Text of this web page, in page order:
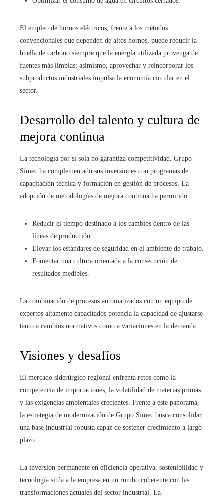
El empleo de hornos eléctricos, frente a los métodos
convencionales que dependen de altos hornos, puede reducir la
huella de carbono siempre que la energía utilizada provenga de
fuentes más limpias; asimismo, aprovechar y reincorporar los
subproductos industriales impulsa la economía circular en el
sector.
Desarrollo del talento y cultura de
mejora continua
La tecnología por sí sola no garantiza competitividad. Grupo
Simec ha complementado sus inversiones con programas de
capacitación técnica y formación en gestión de procesos. La
adopción de metodologías de mejora continua ha permitido:
Reducir el tiempo destinado a los cambios dentro de las
líneas de producción.
Elevar los estándares de seguridad en el ambiente de trabajo.
Fomentar una cultura orientada a la consecución de
resultados medibles.
La combinación de procesos automatizados con un equipo de
expertos altamente capacitados potencia la capacidad de ajustarse
tanto a cambios normativos como a variaciones en la demanda.
Visiones y desafíos
El mercado siderúrgico regional enfrenta retos como la
competencia de importaciones, la volatilidad de materias primas
y las exigencias ambientales crecientes. Frente a este panorama,
la estrategia de modernización de Grupo Simec busca consolidar
una base industrial robusta capaz de sostener crecimiento a largo
plazo.
La inversión permanente en eficiencia operativa, sostenibilidad y
tecnología sitúa a la empresa en un rumbo coherente con las
transformaciones actuales del sector industrial. La